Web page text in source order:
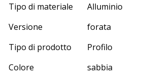
Tipo di materiale
Alluminio
Versione
forata
Tipo di prodotto
Profilo
Colore
sabbia